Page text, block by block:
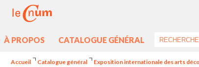
À PROPOS CATALOGUE GÉNÉRAL
Accueil Catalogue général Exposition internationale des arts